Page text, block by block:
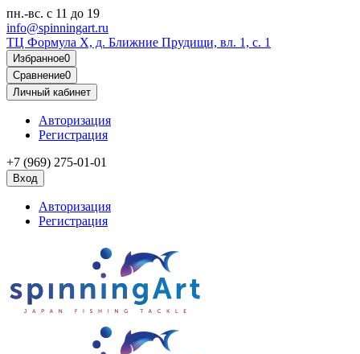
пн.-вс. с 11 до 19
info@spinningart.ru
ТЦ Формула X, д. Ближние Прудищи, вл. 1, с. 1
Избранное0
Сравнение0
Личный кабинет
Авторизация
Регистрация
+7 (969) 275-01-01
Вход
Авторизация
Регистрация